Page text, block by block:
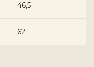
46,5
62